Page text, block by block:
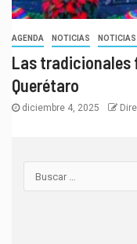
AGENDA NOTICIAS
Las tradicionales
Querétaro
diciembre 4, 2025